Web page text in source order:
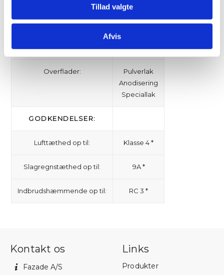
Tillad valgte
Afvis
Profilbredde: 117 mm
Maks. glastykkelse: 62 mm
Overflader:
Pulverlak
Anodisering
Speciallak
GODKENDELSER:
Lufttæthed op til: Klasse 4 *
Slagregnstæthed op til: 9A *
Indbrudshæmmende op til: RC 3 *
Kontakt os
Fazade A/S
Links
Produkter